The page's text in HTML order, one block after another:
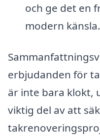
och ge det en
modern känsla.
erbjudanden för
är inte bara klokt,
viktig del av att